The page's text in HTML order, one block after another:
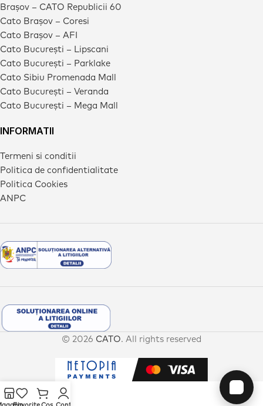
Brașov – CATO Republicii 60
Cato Brașov – Coresi
Cato Brașov – AFI
Cato București – Lipscani
Cato București – Parklake
Cato Sibiu Promenada Mall
Cato București – Veranda
Cato București – Mega Mall
INFORMATII
Termeni si conditii
Politica de confidentialitate
Politica Cookies
ANPC
© 2026 CATO. All rights reserved